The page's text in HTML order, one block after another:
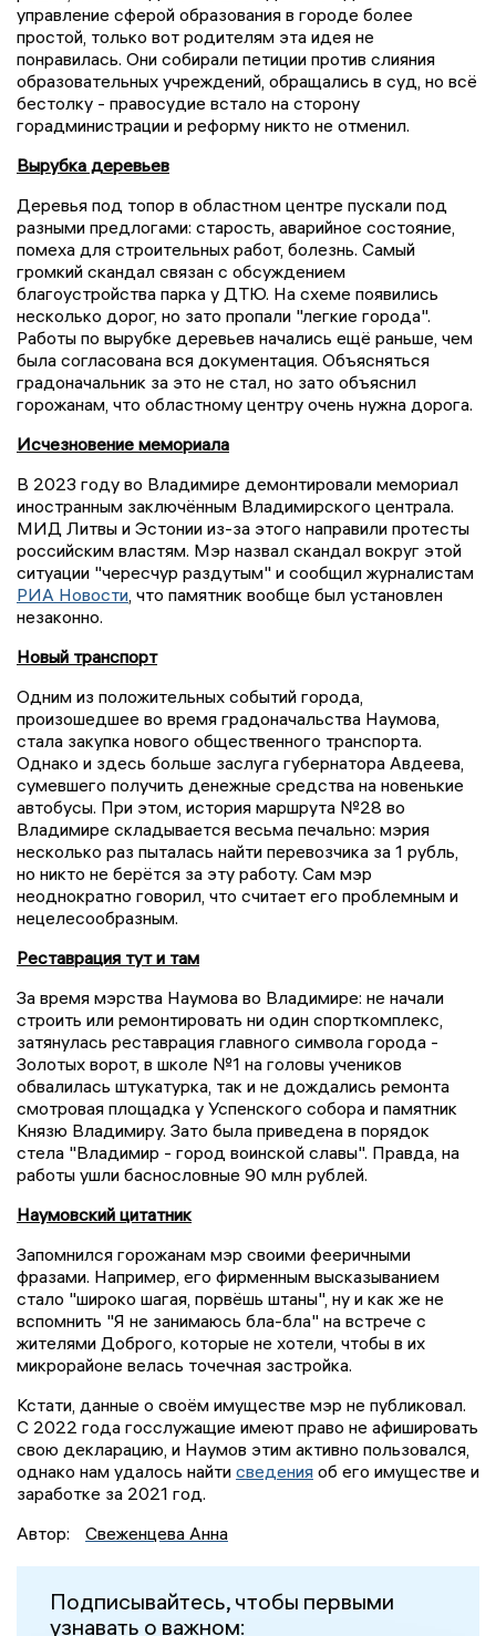
управление сферой образования в городе более
простой, только вот родителям эта идея не
понравилась. Они собирали петиции против слияния
образовательных учреждений, обращались в суд, но всё
бестолку - правосудие встало на сторону
горадминистрации и реформу никто не отменил.
Вырубка деревьев
Деревья под топор в областном центре пускали под
разными предлогами: старость, аварийное состояние,
помеха для строительных работ, болезнь. Самый
громкий скандал связан с обсуждением
благоустройства парка у ДТЮ. На схеме появились
несколько дорог, но зато пропали "легкие города".
Работы по вырубке деревьев начались ещё раньше, чем
была согласована вся документация. Объясняться
градоначальник за это не стал, но зато объяснил
горожанам, что областному центру очень нужна дорога.
Исчезновение мемориала
В 2023 году во Владимире демонтировали мемориал
иностранным заключённым Владимирского централа.
МИД Литвы и Эстонии из-за этого направили протесты
российским властям. Мэр назвал скандал вокруг этой
ситуации "чересчур раздутым" и сообщил журналистам
РИА Новости , что памятник вообще был установлен
незаконно.
Новый транспорт
Одним из положительных событий города,
произошедшее во время градоначальства Наумова,
стала закупка нового общественного транспорта.
Однако и здесь больше заслуга губернатора Авдеева,
сумевшего получить денежные средства на новенькие
автобусы. При этом, история маршрута №28 во
Владимире складывается весьма печально: мэрия
несколько раз пыталась найти перевозчика за 1 рубль,
но никто не берётся за эту работу. Сам мэр
неоднократно говорил, что считает его проблемным и
нецелесообразным.
Реставрация тут и там
За время мэрства Наумова во Владимире: не начали
строить или ремонтировать ни один спорткомплекс,
затянулась реставрация главного символа города -
Золотых ворот, в школе №1 на головы учеников
обвалилась штукатурка, так и не дождались ремонта
смотровая площадка у Успенского собора и памятник
Князю Владимиру. Зато была приведена в порядок
стела "Владимир - город воинской славы". Правда, на
работы ушли баснословные 90 млн рублей.
Наумовский цитатник
Запомнился горожанам мэр своими фееричными
фразами. Например, его фирменным высказыванием
стало "широко шагая, порвёшь штаны", ну и как же не
вспомнить "Я не занимаюсь бла-бла" на встрече с
жителями Доброго, которые не хотели, чтобы в их
микрорайоне велась точечная застройка.
Кстати, данные о своём имуществе мэр не публиковал.
С 2022 года госслужащие имеют право не афишировать
свою декларацию, и Наумов этим активно пользовался,
однако нам удалось найти сведения об его имуществе и
заработке за 2021 год.
Автор:
Свеженцева Анна
Подписывайтесь, чтобы первыми
узнавать о важном: